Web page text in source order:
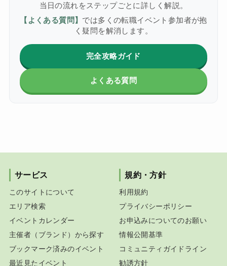
当日の流れをステップごとに詳しく解説。
【よくある質問】 では多くの転職イベント参加者が抱
く疑問を解消します。
完全攻略ガイド
よくある質問
サービス
このサイトについて
エリア検索
イベントカレンダー
主催者（ブランド）から探す
ブックマーク済みのイベント
最近見たイベント
規約・方針
利用規約
プライバシーポリシー
お申込みについてのお願い
情報公開基準
コミュニティガイドライン
勧誘方針